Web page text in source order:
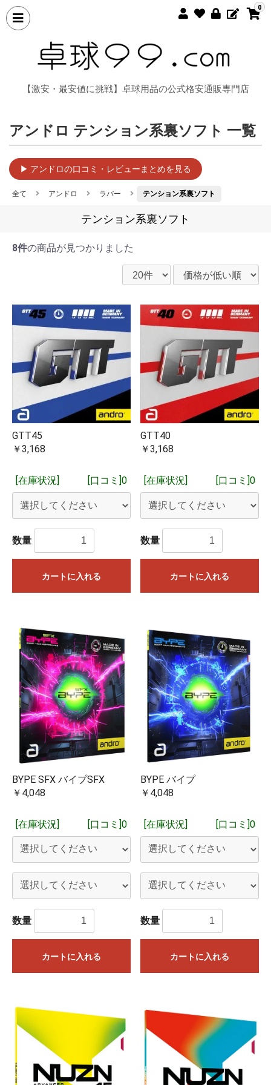
0
【激安・最安値に挑戦】卓球用品の公式格安通販専門店
アンドロ テンション系裏ソフト 一覧
▶ アンドロの口コミ・レビューまとめを見る
全て アンドロ ラバー テンション系裏ソフト
テンション系裏ソフト
8件の商品が見つかりました
GTT45
￥3,168
[在庫状況] [口コミ]0
数量
カートに入れる
GTT40
￥3,168
[在庫状況] [口コミ]0
数量
カートに入れる
BYPE SFX バイプSFX
￥4,048
[在庫状況] [口コミ]0
数量
カートに入れる
BYPE バイプ
￥4,048
[在庫状況] [口コミ]0
数量
カートに入れる